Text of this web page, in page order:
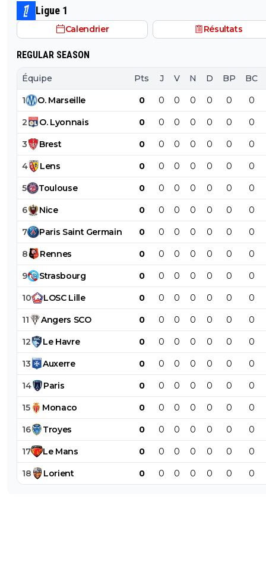
Ligue 1
Calendrier Résultats
REGULAR SEASON
Équipe Pts J V N D BP BC
1 O. Marseille 0 0 0 0 0 0 0
2 O. Lyonnais 0 0 0 0 0 0 0
3 Brest 0 0 0 0 0 0 0
4 Lens 0 0 0 0 0 0 0
5 Toulouse 0 0 0 0 0 0 0
6 Nice 0 0 0 0 0 0 0
7 Paris Saint Germain 0 0 0 0 0 0 0
8 Rennes 0 0 0 0 0 0 0
9 Strasbourg 0 0 0 0 0 0 0
10 LOSC Lille 0 0 0 0 0 0 0
11 Angers SCO 0 0 0 0 0 0 0
12 Le Havre 0 0 0 0 0 0 0
13 Auxerre 0 0 0 0 0 0 0
14 Paris 0 0 0 0 0 0 0
15 Monaco 0 0 0 0 0 0 0
16 Troyes 0 0 0 0 0 0 0
17 Le Mans 0 0 0 0 0 0 0
18 Lorient 0 0 0 0 0 0 0